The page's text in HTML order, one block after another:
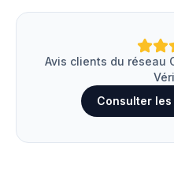
Avis clients du réseau
Consulter